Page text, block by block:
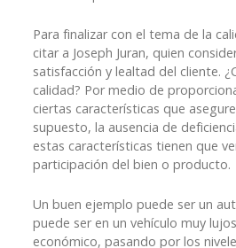
Para finalizar con el tema de la
citar a Joseph Juran, quien
satisfacción y lealtad del cliente.
calidad? Por medio de
ciertas características que
supuesto, la ausencia de
estas características tienen que
participación del bien o producto.
Un buen ejemplo puede ser un
puede ser en un vehículo muy
económico, pasando por los